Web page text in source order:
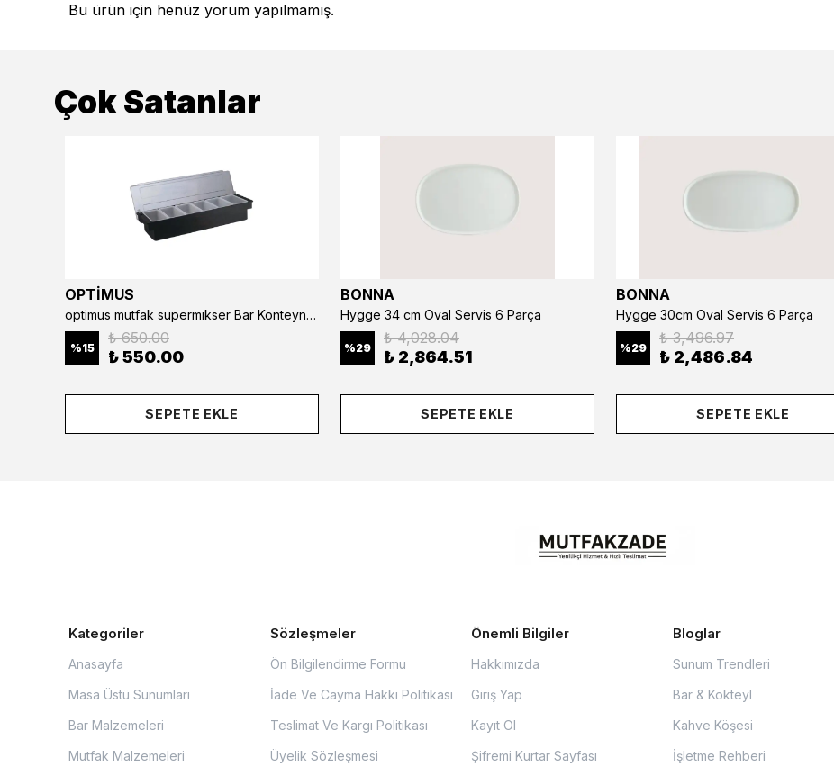
Bu ürün için henüz yorum yapılmamış.
Çok Satanlar
OPTİMUS
optimus mutfak supermıkser Bar Konteyner 6'lı 50×16×9 cm Kapaklı Polikarbon Organizer Bar & Kafe
%15
₺ 650.00
₺ 550.00
SEPETE EKLE
BONNA
Hygge 34 cm Oval Servis 6 Parça
%29
₺ 4,028.04
₺ 2,864.51
SEPETE EKLE
BONNA
Hygge 30cm Oval Servis 6 Parça
%29
₺ 3,496.97
₺ 2,486.84
SEPETE EKLE
Kategoriler
Anasayfa
Masa Üstü Sunumları
Bar Malzemeleri
Mutfak Malzemeleri
Sözleşmeler
Ön Bilgilendirme Formu
İade Ve Cayma Hakkı Politikası
Teslimat Ve Kargı Politikası
Üyelik Sözleşmesi
Önemli Bilgiler
Hakkımızda
Giriş Yap
Kayıt Ol
Şifremi Kurtar Sayfası
Bloglar
Sunum Trendleri
Bar & Kokteyl
Kahve Köşesi
İşletme Rehberi